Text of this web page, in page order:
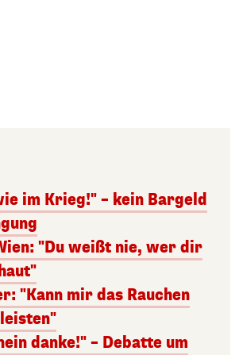
im Krieg!" – kein Bargeld
"Du weißt nie, wer dir
"Kann mir das Rauchen
danke!" – Debatte um